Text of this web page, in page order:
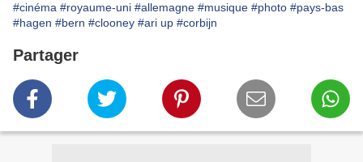
#cinéma #royaume-uni #allemagne #musique #photo #pays-bas
#hagen #bern #clooney #ari up #corbijn
Partager